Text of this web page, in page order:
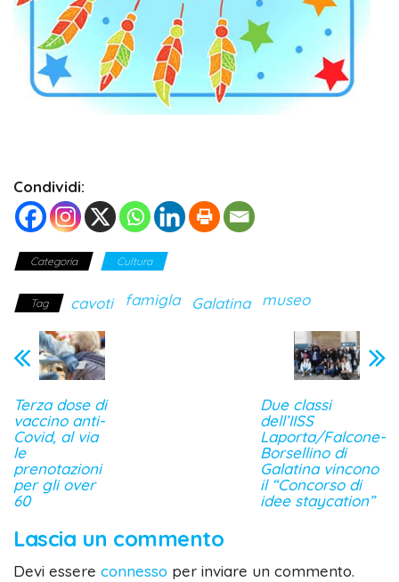
Condividi:
Categoria Cultura
Tag cavoti famigla Galatina museo
Terza dose di
vaccino anti-
Covid, al via
le
prenotazioni
per gli over
60
Due classi
dell’IISS
Laporta/Falcone-
Borsellino di
Galatina vincono
il “Concorso di
idee staycation”
Lascia un commento
Devi essere connesso per inviare un commento.